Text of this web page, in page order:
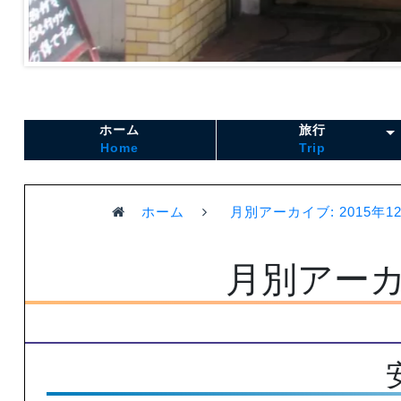
ホーム
Home
旅行
Trip
ホーム 月別アーカイブ: 2015年
月別アー